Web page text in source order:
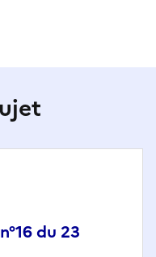
du 23